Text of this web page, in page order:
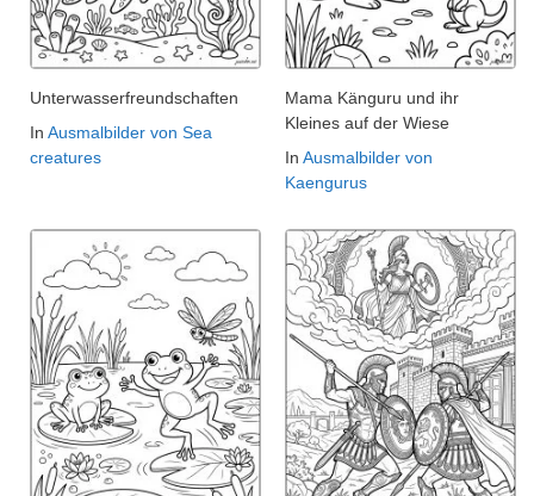
Unterwasserfreundschaften
In Ausmalbilder von Sea
creatures
Mama Känguru und ihr
Kleines auf der Wiese
In Ausmalbilder von
Kaengurus